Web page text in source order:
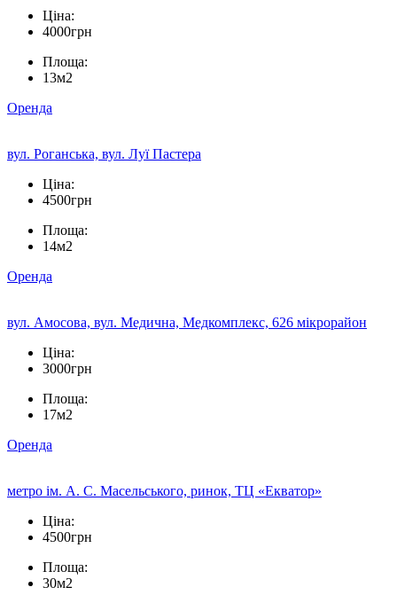
Ціна:
4000грн
Площа:
13м2
Оренда
вул. Роганська, вул. Луї Пастера
Ціна:
4500грн
Площа:
14м2
Оренда
вул. Амосова, вул. Медична, Медкомплекс, 626 мікрорайон
Ціна:
3000грн
Площа:
17м2
Оренда
метро ім. А. С. Масельського, ринок, ТЦ «Екватор»
Ціна:
4500грн
Площа:
30м2